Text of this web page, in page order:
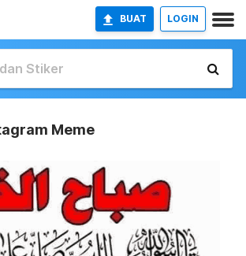
BUAT LOGIN
Meme